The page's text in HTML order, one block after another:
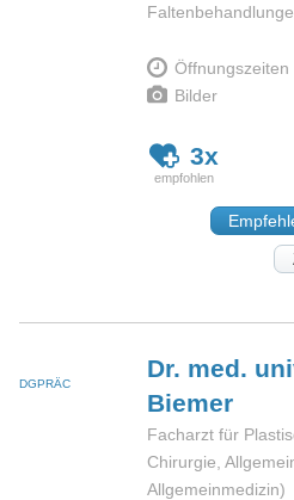
Öffnungszeiten
Bilder
3x
DGPRÄC
Dr. med.
Biemer
Facharzt für
Chirurgie,
Allgemeinmedizin)